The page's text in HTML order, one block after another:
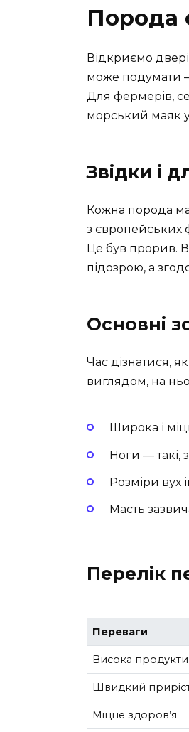
Порода
Відкриємо двері
може подумати —
Для фермерів,
морський маяк у
Звідки і
Кожна порода
з європейських
Це був прорив.
підозрою, а
Основні
Час дізнатися,
виглядом, на
Широка і
Ноги — такі,
Pозміри вух
Масть
Перелік
Переваги
Висока
Швидкий
Міцне здоров’я